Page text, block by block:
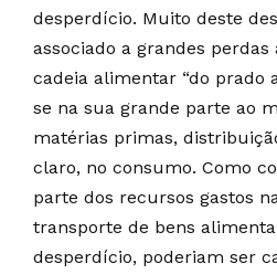
desperdício. Muito deste
associado a grandes perdas
cadeia alimentar “do prado
se na sua grande parte ao
matérias primas,
claro, no consumo. Como
parte dos recursos gastos
transporte de bens
desperdício, poderiam ser